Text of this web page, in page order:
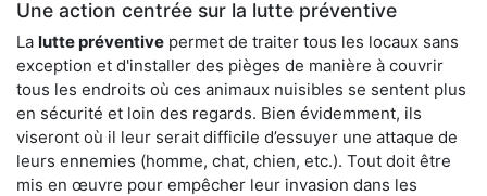
Une action centrée sur la lutte préventive
La lutte préventive permet de traiter tous les locaux sans
exception et d'installer des pièges de manière à couvrir
tous les endroits où ces animaux nuisibles se sentent plus
en sécurité et loin des regards. Bien évidemment, ils
viseront où il leur serait difficile d’essuyer une attaque de
leurs ennemies (homme, chat, chien, etc.). Tout doit être
mis en œuvre pour empêcher leur invasion dans les